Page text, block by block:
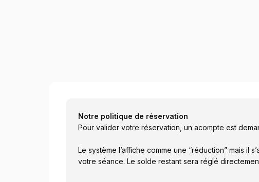
Notre politique de réservation
Pour valider votre réservation, un acompte est
Le système l’affiche comme une “réduction” mais il
votre séance. Le solde restant sera réglé